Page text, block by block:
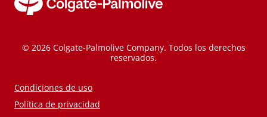
© 2026 Colgate-Palmolive Company. Todos los derechos
reservados.
Condiciones de uso
Política de privacidad